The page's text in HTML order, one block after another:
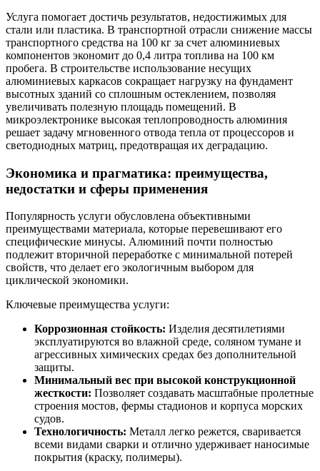
Услуга помогает достичь результатов, недостижимых для
стали или пластика. В транспортной отрасли снижение массы
транспортного средства на 100 кг за счет алюминиевых
компонентов экономит до 0,4 литра топлива на 100 км
пробега. В строительстве использование несущих
алюминиевых каркасов сокращает нагрузку на фундамент
высотных зданий со сплошным остеклением, позволяя
увеличивать полезную площадь помещений. В
микроэлектронике высокая теплопроводность алюминия
решает задачу мгновенного отвода тепла от процессоров и
светодиодных матриц, предотвращая их деградацию.
Экономика и прагматика: преимущества,
недостатки и сферы применения
Популярность услуги обусловлена объективными
преимуществами материала, которые перевешивают его
специфические минусы. Алюминий почти полностью
подлежит вторичной переработке с минимальной потерей
свойств, что делает его экологичным выбором для
циклической экономики.
Ключевые преимущества услуги:
Коррозионная стойкость: Изделия десятилетиями
эксплуатируются во влажной среде, соляном тумане и
агрессивных химических средах без дополнительной
защиты.
Минимальный вес при высокой конструкционной
жесткости: Позволяет создавать масштабные пролетные
строения мостов, фермы стадионов и корпуса морских
судов.
Технологичность: Металл легко режется, сваривается
всеми видами сварки и отлично удерживает наносимые
покрытия (краску, полимеры).